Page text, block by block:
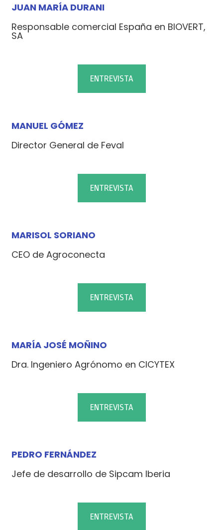
JUAN MARÍA DURANI
Responsable comercial España en BIOVERT,
SA
ENTREVISTA
MANUEL GÓMEZ
Director General de Feval
ENTREVISTA
MARISOL SORIANO
CEO de Agroconecta
ENTREVISTA
MARÍA JOSÉ MOÑINO
Dra. Ingeniero Agrónomo en CICYTEX
ENTREVISTA
PEDRO FERNÁNDEZ
Jefe de desarrollo de Sipcam Iberia
ENTREVISTA